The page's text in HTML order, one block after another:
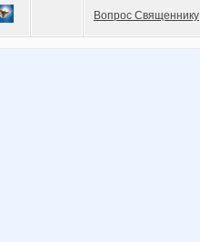
Вопрос Священнику